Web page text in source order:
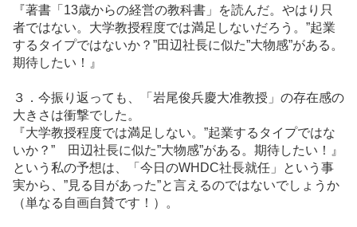
『著書「13歳からの経営の教科書」を読んだ。やはり只
者ではない。大学教授程度では満足しないだろう。”起業
するタイプではないか？”田辺社長に似た”大物感”がある。
期待したい！』
３．今振り返っても、「岩尾俊兵慶大准教授」の存在感の
大きさは衝撃でした。
『大学教授程度では満足しない。”起業するタイプではな
いか？” 田辺社長に似た”大物感”がある。期待したい！』
という私の予想は、「今日のWHDC社長就任」という事
実から、”見る目があった”と言えるのではないでしょうか
（単なる自画自賛です！）。